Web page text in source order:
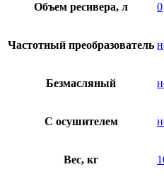
Объем ресивера, л 0
Частотный преобразователь
Безмасляный
C осушителем
Вес, кг